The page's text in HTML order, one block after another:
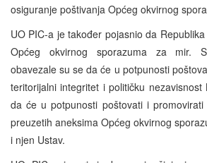
osiguranje poštivanja Općeg okvirnog
UO PIC-a je također pojasnio da
Općeg okvirnog sporazuma za mir.
obavezale su se da će u potpunosti
teritorijalni integritet i političku
da će u potpunosti poštovati i promovirati
preuzetih aneksima Općeg okvirnog
i njen Ustav.